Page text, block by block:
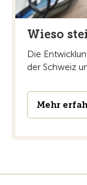
Wieso
Die
der Schweiz
Mehr